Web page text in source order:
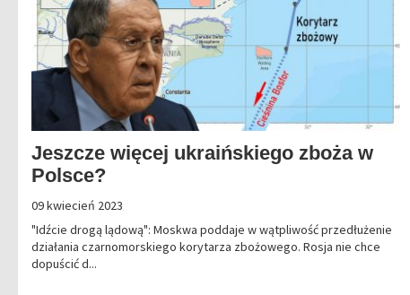
Jeszcze więcej ukraińskiego zboża w
Polsce?
09 kwiecień 2023
"Idźcie drogą lądową": Moskwa poddaje w wątpliwość przedłużenie
działania czarnomorskiego korytarza zbożowego. Rosja nie chce
dopuścić d...